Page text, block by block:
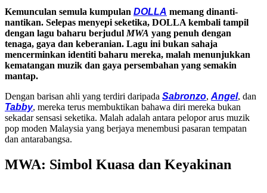
Kemunculan semula kumpulan DOLLA memang dinanti-
nantikan. Selepas menyepi seketika, DOLLA kembali tampil
dengan lagu baharu berjudul MWA yang penuh dengan
tenaga, gaya dan keberanian. Lagu ini bukan sahaja
mencerminkan identiti baharu mereka, malah menunjukkan
kematangan muzik dan gaya persembahan yang semakin
mantap.
Dengan barisan ahli yang terdiri daripada Sabronzo, Angel, dan
Tabby, mereka terus membuktikan bahawa diri mereka bukan
sekadar sensasi seketika. Malah adalah antara pelopor arus muzik
pop moden Malaysia yang berjaya menembusi pasaran tempatan
dan antarabangsa.
MWA: Simbol Kuasa dan Keyakinan